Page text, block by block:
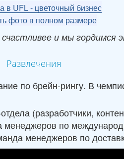
фото в полном размере
и мы гордимся
Развлечения
по брейн-рингу. В
(разработчики,
менеджеров по
менеджеров по